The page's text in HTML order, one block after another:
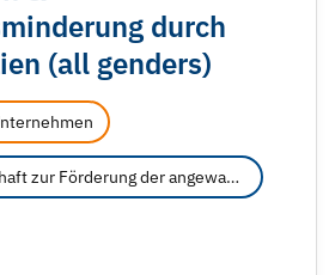
durch
(all genders)
Fraunhofer-Gesellschaft zur Förderung der angewandten Forschung e.V.